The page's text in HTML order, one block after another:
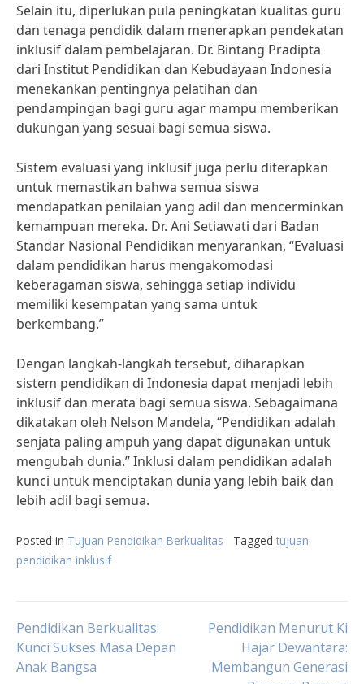
Selain itu, diperlukan pula peningkatan kualitas guru
dan tenaga pendidik dalam menerapkan pendekatan
inklusif dalam pembelajaran. Dr. Bintang Pradipta
dari Institut Pendidikan dan Kebudayaan Indonesia
menekankan pentingnya pelatihan dan
pendampingan bagi guru agar mampu memberikan
dukungan yang sesuai bagi semua siswa.
Sistem evaluasi yang inklusif juga perlu diterapkan
untuk memastikan bahwa semua siswa
mendapatkan penilaian yang adil dan mencerminkan
kemampuan mereka. Dr. Ani Setiawati dari Badan
Standar Nasional Pendidikan menyarankan, “Evaluasi
dalam pendidikan harus mengakomodasi
keberagaman siswa, sehingga setiap individu
memiliki kesempatan yang sama untuk
berkembang.”
Dengan langkah-langkah tersebut, diharapkan
sistem pendidikan di Indonesia dapat menjadi lebih
inklusif dan merata bagi semua siswa. Sebagaimana
dikatakan oleh Nelson Mandela, “Pendidikan adalah
senjata paling ampuh yang dapat digunakan untuk
mengubah dunia.” Inklusi dalam pendidikan adalah
kunci untuk menciptakan dunia yang lebih baik dan
lebih adil bagi semua.
Posted in Tujuan Pendidikan Berkualitas Tagged tujuan
pendidikan inklusif
Post
Pendidikan Berkualitas:
Kunci Sukses Masa Depan
Anak Bangsa
Pendidikan Menurut Ki
Hajar Dewantara:
Membangun Generasi